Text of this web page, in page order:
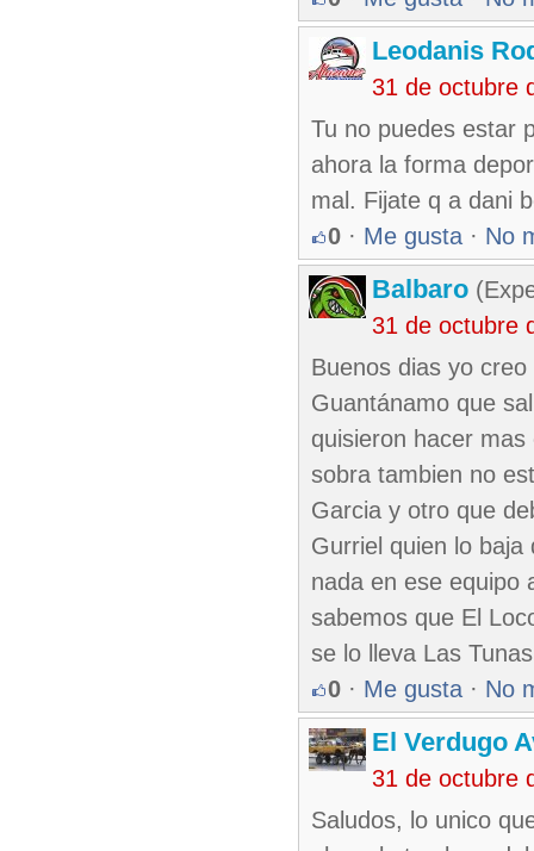
Leodanis
31 de octubre
Tu no puedes estar
ahora la forma
mal. Fijate q a dani
0 · Me gusta · No
Balbaro
31 de octubre
Buenos dias yo
Guantánamo que
quisieron hacer
sobra tambien no
Garcia y otro que
Gurriel quien lo
nada en ese equipo
sabemos que El
se lo lleva Las
0 · Me gusta · No
El Verdugo
31 de octubre
Saludos, lo unico